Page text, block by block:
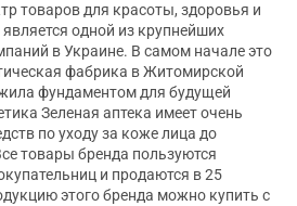
товаров для красоты, здоровья и
одной из крупнейших
в Украине. В самом начале это
фабрика в Житомирской
фундаментом для будущей
Зеленая аптека имеет очень
по уходу за коже лица до
товары бренда пользуются
и продаются в 25
этого бренда можно купить с